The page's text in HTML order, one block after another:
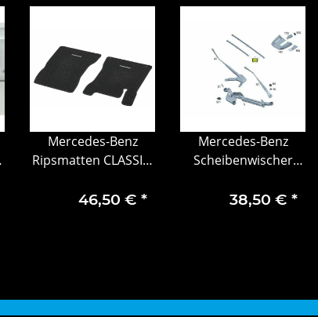
Mercedes-Benz
Ripsmatten CLASSIC,
2-teilig
46,50 € *
Mercedes-Benz
Scheibenwischer
Geöffnete
38,50 € *